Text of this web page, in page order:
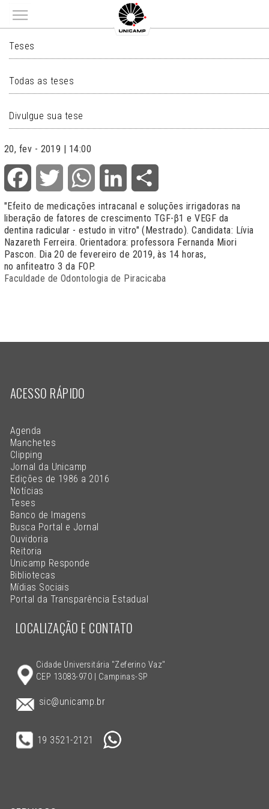
Main menu
TESES
Teses
Todas as teses
Divulgue sua tese
20, fev - 2019 | 14:00
Facebook Twitter WhatsApp LinkedIn
"Efeito de medicações intracanal e soluções irrigadoras na
liberação de fatores de crescimento TGF-β1 e VEGF da
dentina radicular - estudo in vitro" (Mestrado). Candidata: Lívia
Nazareth Ferreira. Orientadora: professora Fernanda Miori
Pascon. Dia 20 de fevereiro de 2019, às 14 horas,
no anfiteatro 3 da FOP.
Faculdade de Odontologia de Piracicaba
ACESSO RÁPIDO
Agenda
Manchetes
Clipping
Jornal da Unicamp
Edições de 1986 a 2016
Notícias
Teses
Banco de Imagens
Busca Portal e Jornal
Ouvidoria
Reitoria
Unicamp Responde
Bibliotecas
Mídias Sociais
Portal da Transparência Estadual
LOCALIZAÇÃO E CONTATO
Cidade Universitária "Zeferino Vaz"
CEP 13083-970 | Campinas-SP
sic@unicamp.br
19 3521-2121